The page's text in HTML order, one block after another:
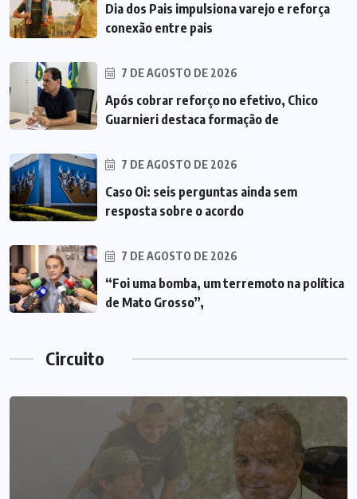
Dia dos Pais impulsiona varejo e reforça
conexão entre pais
7 DE AGOSTO DE 2026
Após cobrar reforço no efetivo, Chico
Guarnieri destaca formação de
7 DE AGOSTO DE 2026
Caso Oi: seis perguntas ainda sem
resposta sobre o acordo
7 DE AGOSTO DE 2026
“Foi uma bomba, um terremoto na política
de Mato Grosso”,
Circuito